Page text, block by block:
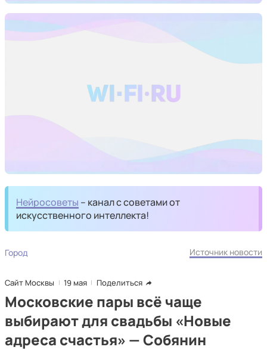
Нейросоветы – канал с советами от
искусственного интеллекта!
Город Источник новости
Сайт Москвы 19 мая Поделиться
Московские пары всё чаще
выбирают для свадьбы «Новые
адреса счастья» — Собянин